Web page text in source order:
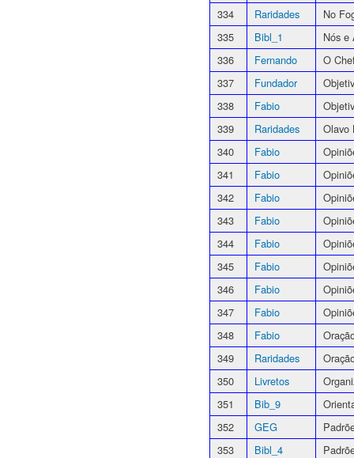
334
Raridades
No
335
Bibl_1
Nós e
336
Fernando
O
337
Fundador
338
Fabio
339
Raridades
Olavo
340
Fabio
341
Fabio
342
Fabio
343
Fabio
344
Fabio
345
Fabio
346
Fabio
347
Fabio
348
Fabio
349
Raridades
350
Livretos
351
Bib_9
352
GEG
353
Bibl_4